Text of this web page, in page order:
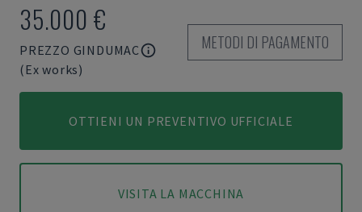
35.000 €
PREZZO GINDUMAC
(Ex works)
METODI DI PAGAMENTO
OTTIENI UN PREVENTIVO UFFICIALE
VISITA LA MACCHINA